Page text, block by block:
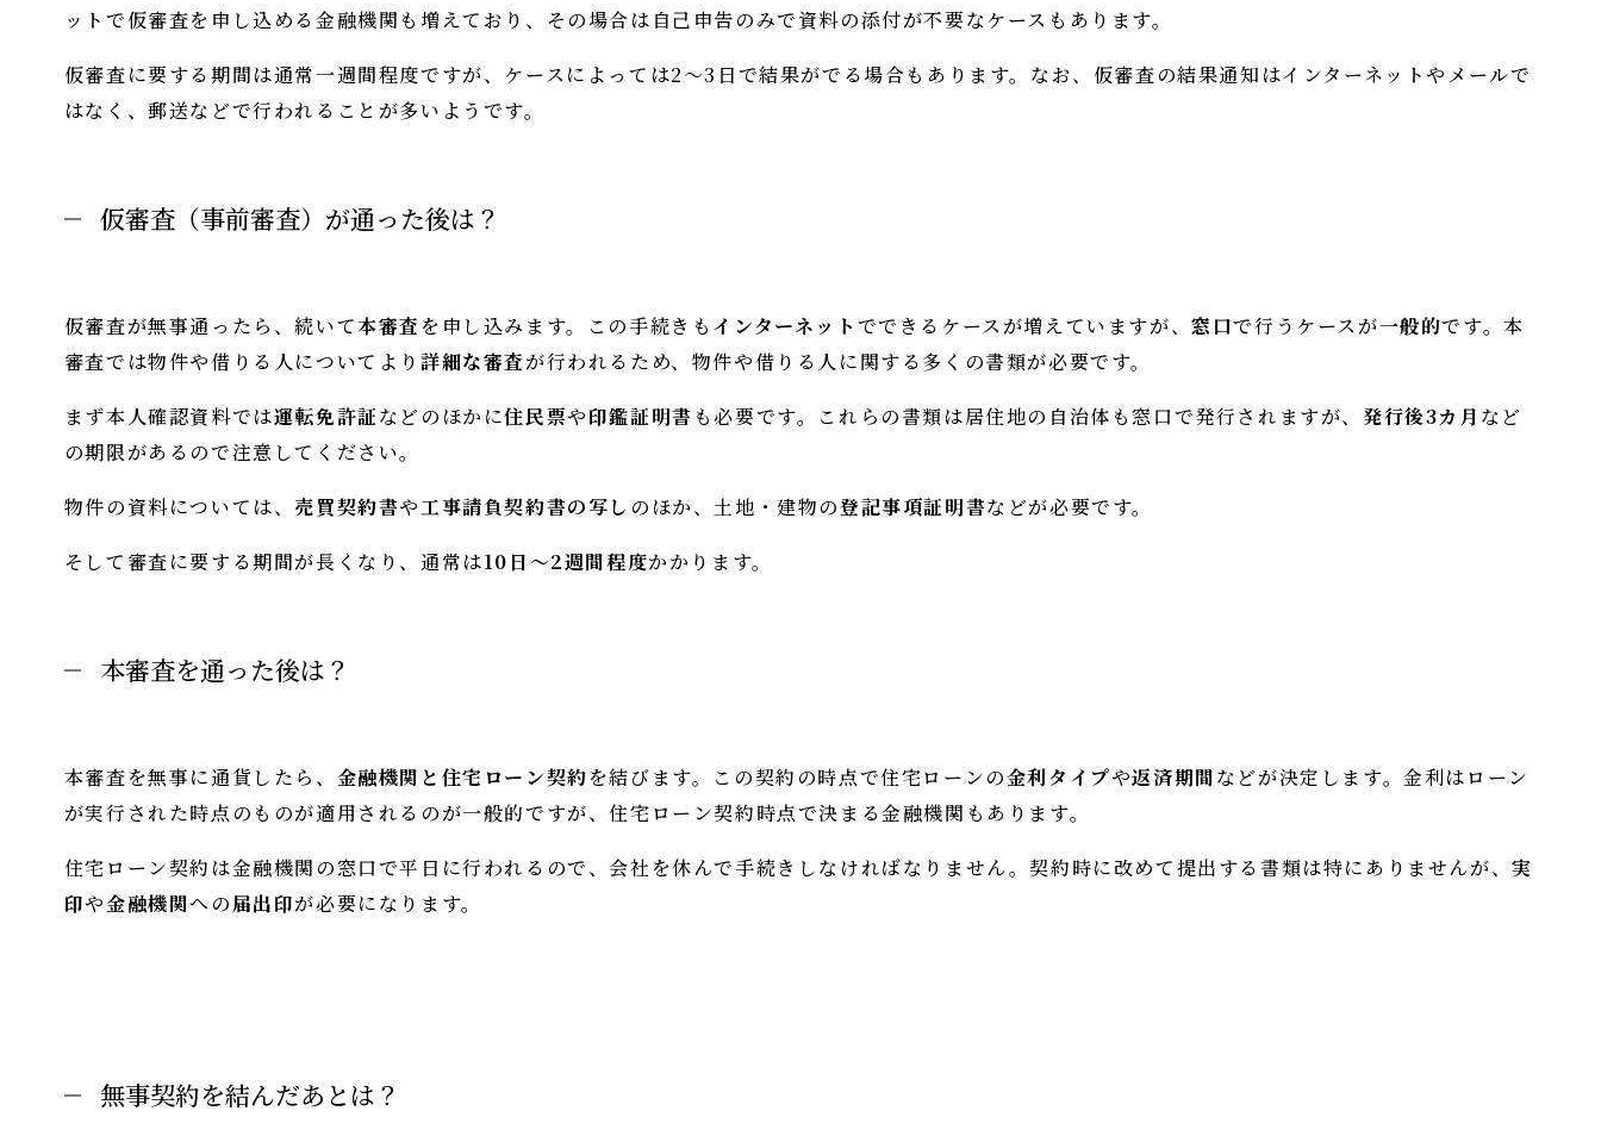
ットで仮審査を申し込める金融機関も増えており、その場合は自己申告のみで資料の添付が不要なケースもあります。
仮審査に要する期間は通常一週間程度ですが、ケースによっては2～3日で結果がでる場合もあります。なお、仮審査の結果通知はインターネットやメールで
はなく、郵送などで行われることが多いようです。
仮審査（事前審査）が通った後は？
仮審査が無事通ったら、続いて本審査 を申し込みます。この手続きも インターネット でできるケースが増えていますが、窓口で行うケースが一般的です。本
審査では物件や借りる人についてより 詳細な審査が行われるため、物件や借りる人に関する多くの書類が必要です。
まず本人確認資料では運転免許証などのほかに住民票や印鑑証明書 も必要です。これらの書類は居住地の自治体も窓口で発行されますが、 発行後3カ月 など
の期限があるので注意してください。
物件の資料については、 売買契約書や工事請負契約書の写し のほか、土地・建物の登記事項証明書などが必要です。
そして審査に要する期間が長くなり、通常は10日～2週間程度かかります。
本審査を通った後は？
本審査を無事に通貨したら、 金融機関と住宅ローン契約を結びます。この契約の時点で住宅ローンの金利タイプや返済期間などが決定します。金利はローン
が実行された時点のものが適用されるのが一般的ですが、住宅ローン契約時点で決まる金融機関もあります。
住宅ローン契約は金融機関の窓口で平日に行われるので、会社を休んで手続きしなければなりません。契約時に改めて提出する書類は特にありませんが、実
印や金融機関への届出印が必要になります。
無事契約を結んだあとは？